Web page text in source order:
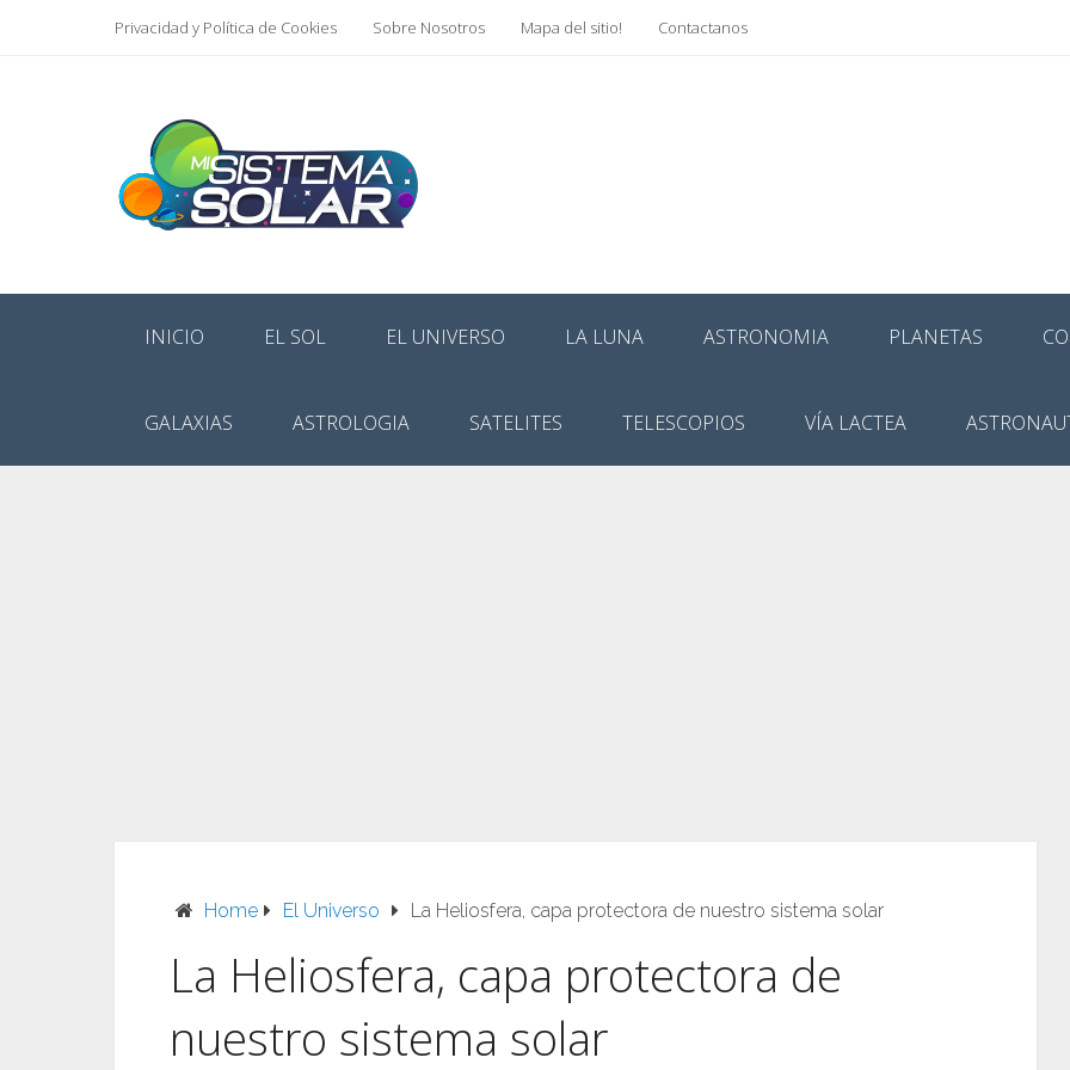
Privacidad y Política de Cookies Sobre Nosotros Mapa del sitio! Contactanos
INICIO EL SOL EL UNIVERSO LA LUNA ASTRONOMIA PLANETAS
GALAXIAS ASTROLOGIA SATELITES TELESCOPIOS VÍA LACTEA
Home El Universo La Heliosfera, capa protectora de nuestro sistema solar
La Heliosfera, capa protectora de
nuestro sistema solar